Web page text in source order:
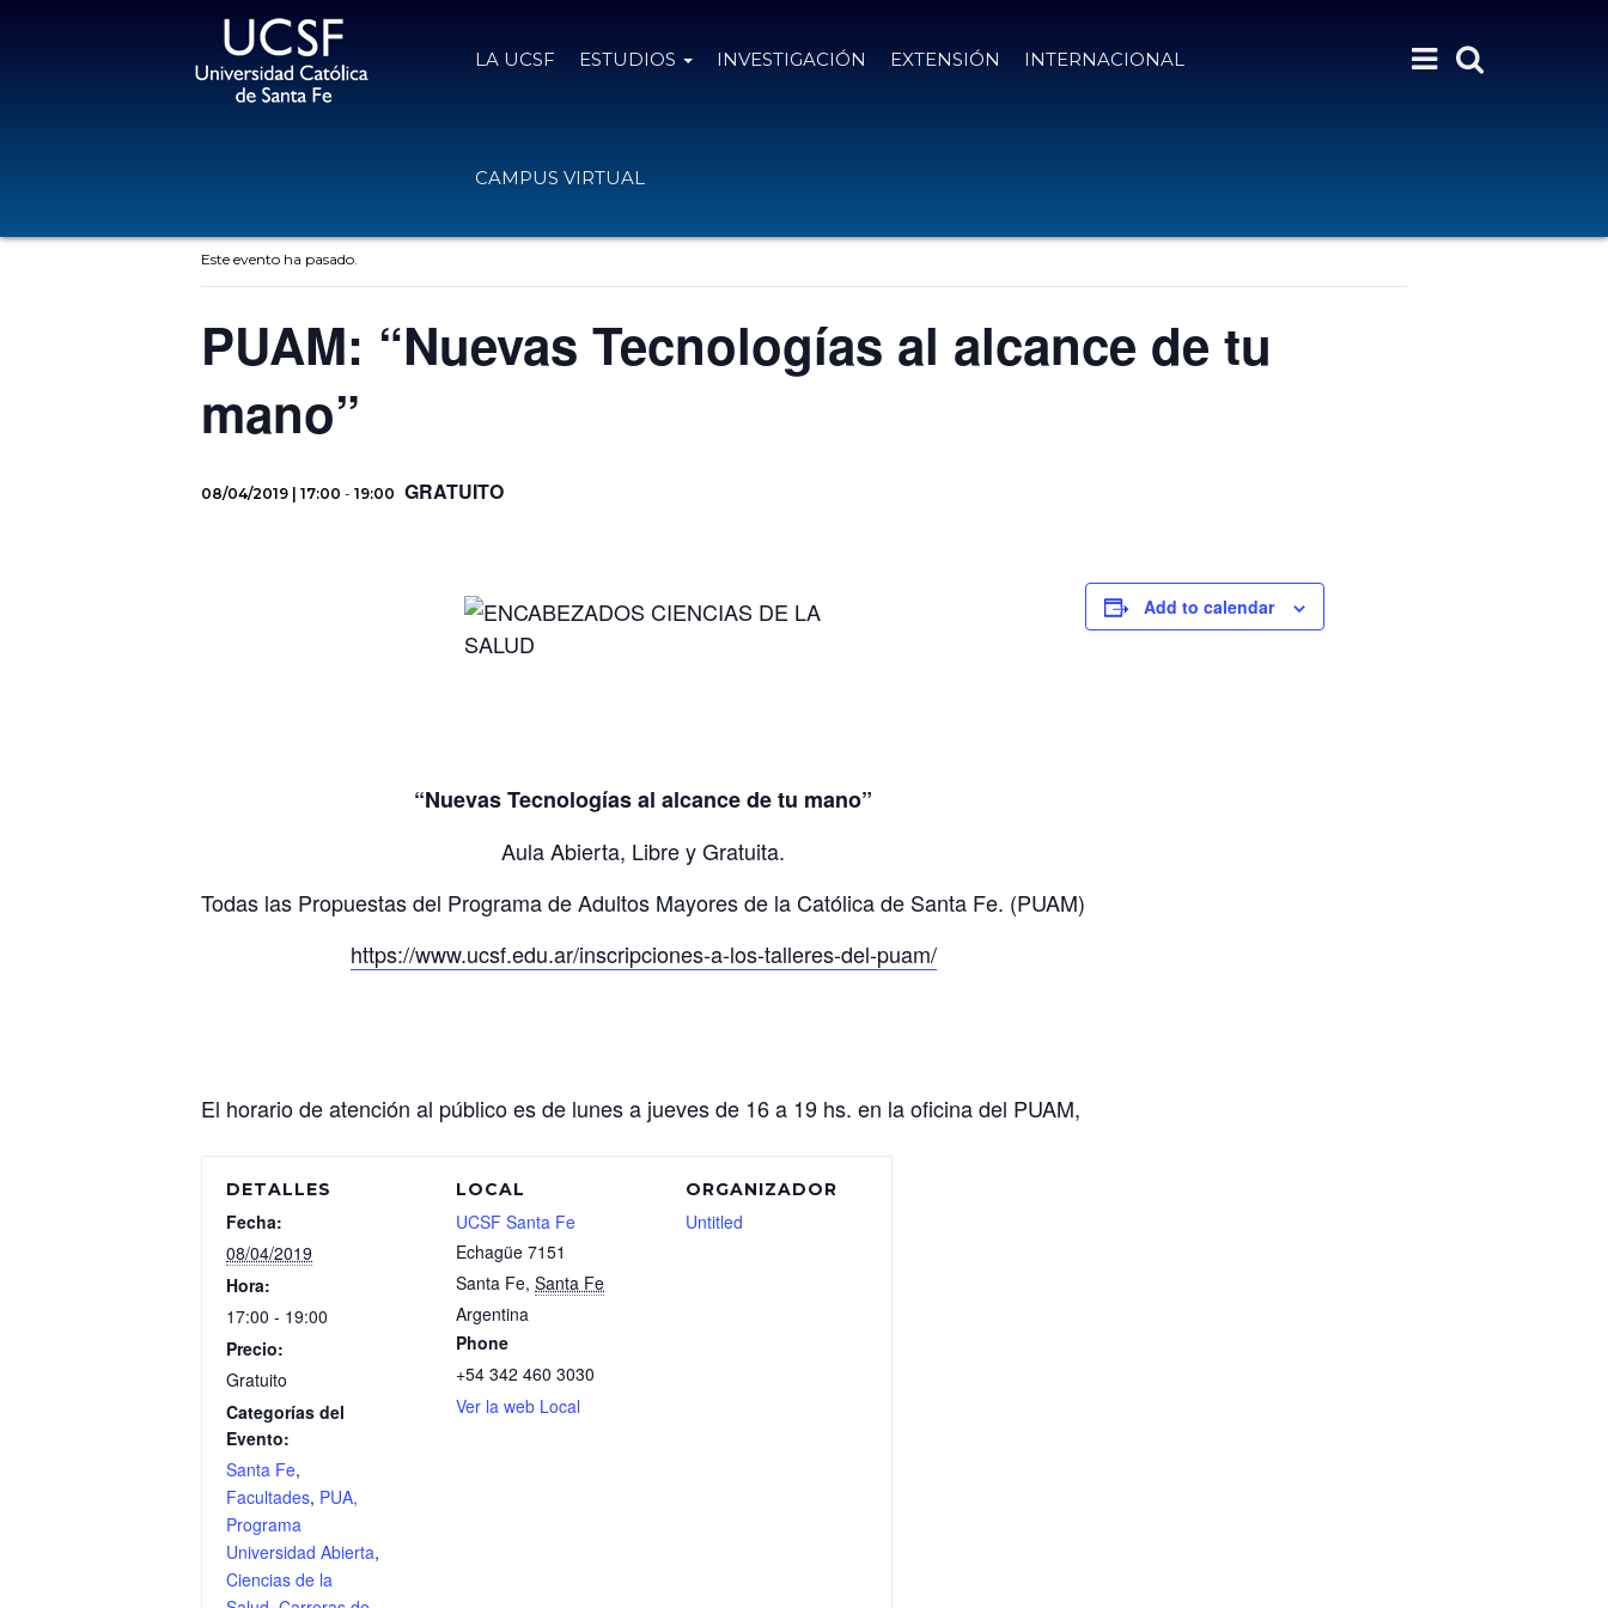
LA UCSF ESTUDIOS INVESTIGACIÓN EXTENSIÓN INTERNACIONAL
CAMPUS VIRTUAL
Este evento ha pasado.
PUAM: “Nuevas Tecnologías al alcance de tu
mano”
08/04/2019 | 17:00 - 19:00 GRATUITO
“Nuevas Tecnologías al alcance de tu mano”
Aula Abierta, Libre y Gratuita.
Todas las Propuestas del Programa de Adultos Mayores de la Católica de Santa Fe. (PUAM)
https://www.ucsf.edu.ar/inscripciones-a-los-talleres-del-puam/
El horario de atención al público es de lunes a jueves de 16 a 19 hs. en la oficina del PUAM,
Add to calendar
DETALLES
Fecha:
08/04/2019
Hora:
17:00 - 19:00
Precio:
Gratuito
Categorías del
Evento:
Santa Fe,
Facultades, PUA,
Programa
Universidad Abierta,
Ciencias de la
LOCAL
UCSF Santa Fe
Echagüe 7151
Santa Fe, Santa Fe
Argentina
Phone
+54 342 460 3030
Ver la web Local
ORGANIZADOR
Untitled